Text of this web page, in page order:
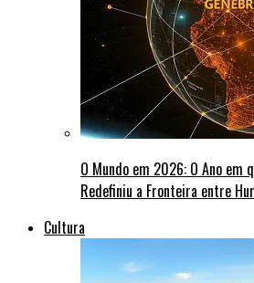
O Mundo em 2026: O Ano
Redefiniu a Fronteira entre
Cultura